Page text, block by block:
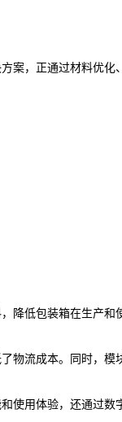
案，正通过材料优
降低包装箱在生产
物流成本。同时，
使用体验，还通过